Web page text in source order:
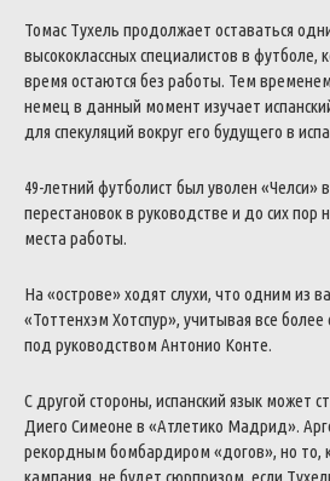
Томас Тухель продолжает оставаться
высококлассных специалистов в футболе,
время остаются без работы. Тем
немец в данный момент изучает
для спекуляций вокруг его будущего в
49-летний футболист был уволен «Челси»
перестановок в руководстве и до сих пор
места работы.
На «острове» ходят слухи, что одним из
«Тоттенхэм Хотспур», учитывая все
под руководством Антонио Конте.
С другой стороны, испанский язык может
Диего Симеоне в «Атлетико Мадрид».
рекордным бомбардиром «догов», но то,
кампания, не будет сюрпризом, если